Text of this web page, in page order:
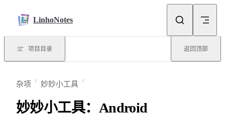
LinhoNotes
项目目录 返回顶部
杂项 妙妙小工具
妙妙小工具：Android